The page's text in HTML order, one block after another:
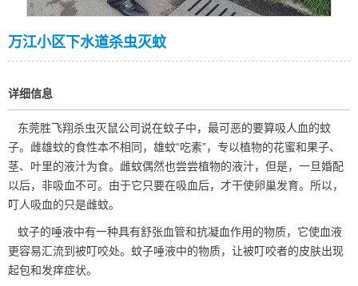
万江小区下水道杀虫灭蚊
详细信息
东莞胜飞翔杀虫灭鼠公司说在蚊子中，最可恶的要算吸人血的蚊
子。雌雄蚊的食性本不相同，雄蚊“吃素”，专以植物的花蜜和果子、
茎、叶里的液汁为食。雌蚊偶然也尝尝植物的液汁，但是，一旦婚配
以后，非吸血不可。由于它只要在吸血后，才干使卵巢发育。所以，
叮人吸血的只是雌蚊。
蚊子的唾液中有一种具有舒张血管和抗凝血作用的物质，它使血液
更容易汇流到被叮咬处。蚊子唾液中的物质，让被叮咬者的皮肤出现
起包和发痒症状。